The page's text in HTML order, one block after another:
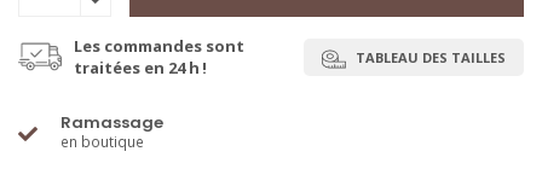
Les commandes sont
traitées en 24 h !
TABLEAU DES TAILLES
Ramassage
en boutique